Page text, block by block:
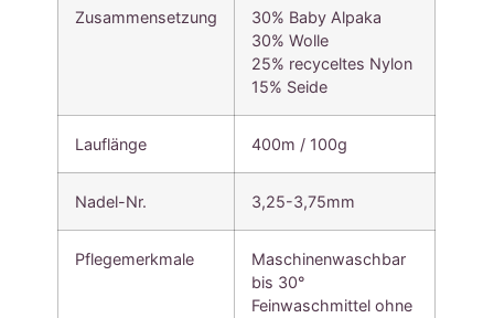
Zusammensetzung
30% Baby Alpaka
30% Wolle
25% recyceltes Nylon
15% Seide
Lauflänge 400m / 100g
Nadel-Nr. 3,25-3,75mm
Pflegemerkmale
Maschinenwaschbar
bis 30°
Feinwaschmittel ohne